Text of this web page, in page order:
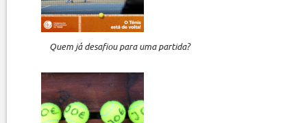
Quem já desafiou para uma partida?